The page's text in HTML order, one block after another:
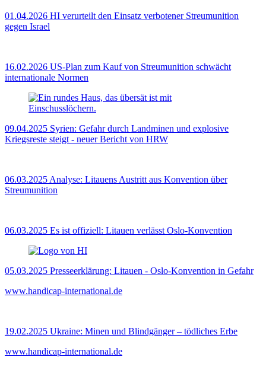
01.04.2026 HI verurteilt den Einsatz verbotener Streumunition
gegen Israel
16.02.2026 US‑Plan zum Kauf von Streumunition schwächt
internationale Normen
09.04.2025 Syrien: Gefahr durch Landminen und explosive
Kriegsreste steigt - neuer Bericht von HRW
06.03.2025 Analyse: Litauens Austritt aus Konvention über
Streumunition
06.03.2025 Es ist offiziell: Litauen verlässt Oslo-Konvention
05.03.2025 Presseerklärung: Litauen - Oslo-Konvention in Gefahr
www.handicap-international.de
19.02.2025 Ukraine: Minen und Blindgänger – tödliches Erbe
www.handicap-international.de